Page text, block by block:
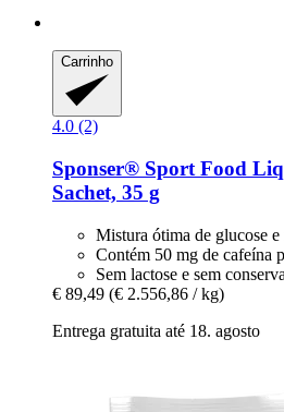
Carrinho
4.0 (2)
Sponser® Sport Food
Sachet, 35 g
Mistura ótima de glucose e
Contém 50 mg de cafeína
Sem lactose e sem
€ 89,49 (€ 2.556,86 / kg)
Entrega gratuita até 18. agosto